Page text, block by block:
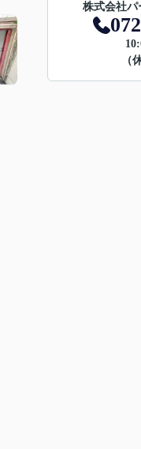
株式会社パ
（